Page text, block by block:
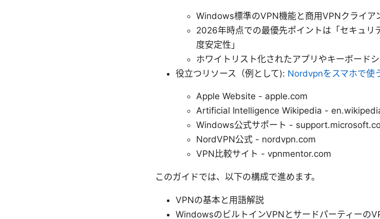
Windows標準のVPN機能と商用VPNクライア
2026年時点での最優先ポイントは「セキュリ
度安定性」
ホワイトリスト化されたアプリやキーボード
役立つリソース（例として): Nordvpnをスマホで使
Apple Website - apple.com
Artificial Intelligence Wikipedia -
Windows公式サポート -
NordVPN公式 - nordvpn.com
VPN比較サイト - vpnmentor.com
このガイドでは、以下の構成で進めます。
VPNの基本と用語解説
WindowsのビルトインVPNとサードパーティーの